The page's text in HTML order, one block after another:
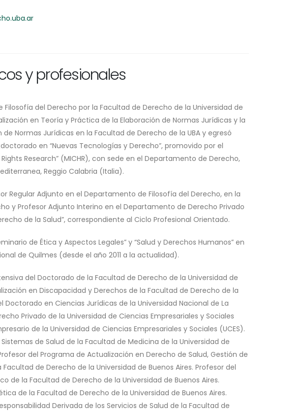
y profesionales
del Derecho por la Facultad de Derecho de la Universidad de
en Teoría y Práctica de la Elaboración de Normas Jurídicas y la
Normas Jurídicas en la Facultad de Derecho de la UBA y egresó
en “Nuevas Tecnologías y Derecho”, promovido por el
Research” (MICHR), con sede en el Departamento de Derecho,
Reggio Calabria (Italia).
Regular Adjunto en el Departamento de Filosofía del Derecho, en la
y Profesor Adjunto Interino en el Departamento de Derecho Privado
de la Salud”, correspondiente al Ciclo Profesional Orientado.
de Ética y Aspectos Legales” y “Salud y Derechos Humanos” en
de Quilmes (desde el año 2011 a la actualidad).
del Doctorado de la Facultad de Derecho de la Universidad de
en Discapacidad y Derechos de la Facultad de Derecho de la
Doctorado en Ciencias Jurídicas de la Universidad Nacional de La
Privado de la Universidad de Ciencias Empresariales y Sociales
de la Universidad de Ciencias Empresariales y Sociales (UCES).
de Salud de la Facultad de Medicina de la Universidad de
del Programa de Actualización en Derecho de Salud, Gestión de
de Derecho de la Universidad de Buenos Aires. Profesor del
de la Facultad de Derecho de la Universidad de Buenos Aires.
de la Facultad de Derecho de la Universidad de Buenos Aires.
Derivada de los Servicios de Salud de la Facultad de